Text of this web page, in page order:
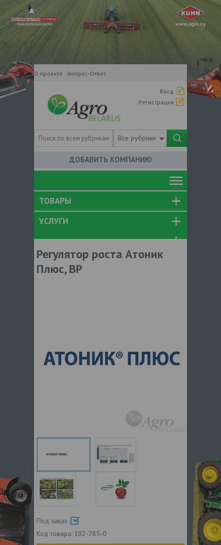
О проекте Вопрос-Ответ
Вход
Регистрация
Все рубрики
ДОБАВИТЬ КОМПАНИЮ
ТОВАРЫ
УСЛУГИ
Регулятор роста Атоник
Плюс, ВР
Под заказ
Код товара: 102-785-0